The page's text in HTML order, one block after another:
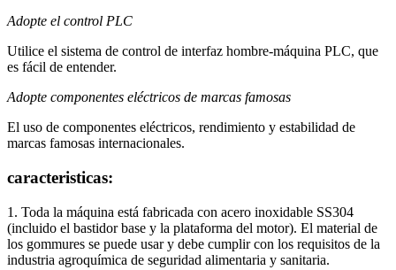
Adopte el control PLC
Utilice el sistema de control de interfaz hombre-máquina PLC, que
es fácil de entender.
Adopte componentes eléctricos de marcas famosas
El uso de componentes eléctricos, rendimiento y estabilidad de
marcas famosas internacionales.
caracteristicas:
1. Toda la máquina está fabricada con acero inoxidable SS304
(incluido el bastidor base y la plataforma del motor). El material de
los gommures se puede usar y debe cumplir con los requisitos de la
industria agroquímica de seguridad alimentaria y sanitaria.